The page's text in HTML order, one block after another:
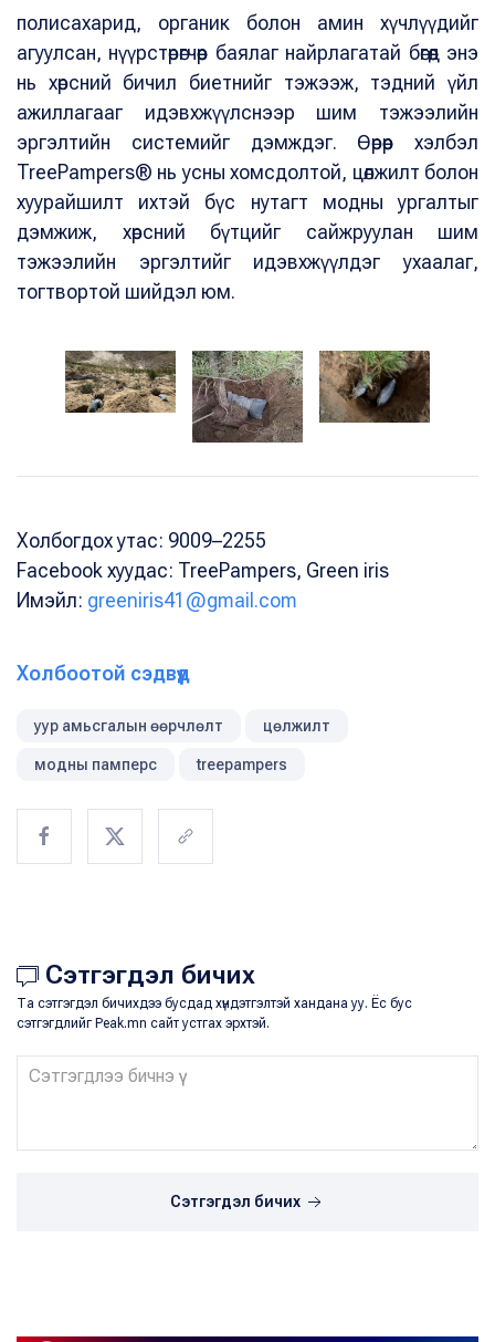
полисахарид, органик болон амин хүчлүүдийг
агуулсан, нүүрстөрөгчөөр баялаг найрлагатай бөгөөд энэ
нь хөрсний бичил биетнийг тэжээж, тэдний үйл
ажиллагааг идэвхжүүлснээр шим тэжээлийн
эргэлтийн системийг дэмждэг. Өөрөөр хэлбэл
TreePampers® нь усны хомсдолтой, цөлжилт болон
хуурайшилт ихтэй бүс нутагт модны ургалтыг
дэмжиж, хөрсний бүтцийг сайжруулан шим
тэжээлийн эргэлтийг идэвхжүүлдэг ухаалаг,
тогтвортой шийдэл юм.
Холбогдох утас: 9009–2255
Facebook хуудас: TreePampers, Green iris
Имэйл: greeniris41@gmail.com
Холбоотой сэдвүүд
уур амьсгалын өөрчлөлт цөлжилт
модны памперс treepampers
Сэтгэгдэл бичих
Та сэтгэгдэл бичихдээ бусдад хүндэтгэлтэй хандана уу. Ёс бус
сэтгэгдлийг Peak.mn сайт устгах эрхтэй.
Сэтгэгдэл бичих